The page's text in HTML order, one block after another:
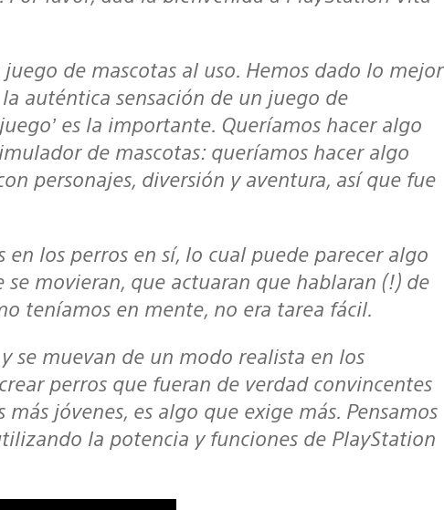
juego de mascotas al uso. Hemos dado lo mejor
auténtica sensación de un juego de
es la importante. Queríamos hacer algo
de mascotas: queríamos hacer algo
personajes, diversión y aventura, así que fue
en los perros en sí, lo cual puede parecer algo
movieran, que actuaran que hablaran (!) de
teníamos en mente, no era tarea fácil.
perros que fueran de verdad convincentes
jóvenes, es algo que exige más. Pensamos
la potencia y funciones de PlayStation